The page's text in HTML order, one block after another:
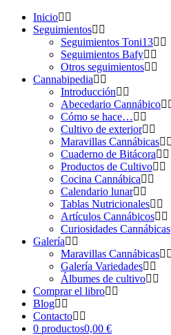
Inicio
Seguimientos
Seguimientos Toni13
Seguimientos Bafy
Otros seguimientos
Cannabipedia
Introducción
Abecedario Cannábico
Cómo se hace…
Cultivo de exterior
Maravillas Cannábicas
Cuaderno de Bitácora
Productos de Cultivo
Cocina Cannábica
Calendario lunar
Tablas Nutricionales
Artículos Cannábicos
Curiosidades Cannábicas
Galería
Maravillas Cannábicas
Galería Variedades
Álbumes de cultivo
Comprar el libro
Blog
Contacto
0 productos0,00 €